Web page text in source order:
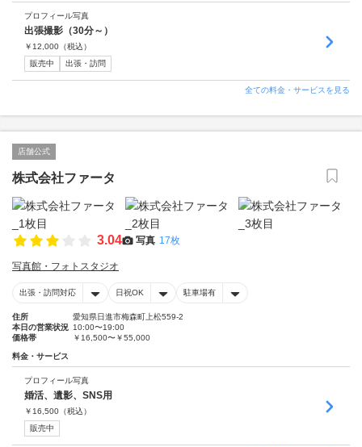
プロフィール写真
出張撮影（30分～）
￥ 12,000 （税込）
販売中
出張・訪問
全ての料金・サービスを見る
店舗公式
株式会社ファータ
3.04 写真 17枚
写真館・フォトスタジオ
出張・訪問対応 日祝OK 駐車場有
住所
愛知県日進市梅森町上松559-2
本日の営業状況 10:00〜19:00
価格帯
￥16,500〜￥55,000
料金・サービス
プロフィール写真
婚活、遺影、SNS用
￥ 16,500 （税込）
販売中